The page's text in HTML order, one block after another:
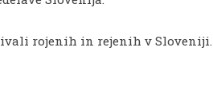
rojenih in rejenih v Sloveniji.